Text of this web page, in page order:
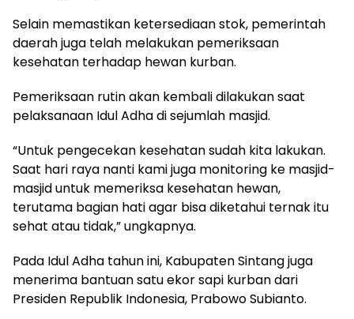
Selain memastikan ketersediaan stok, pemerintah
daerah juga telah melakukan pemeriksaan
kesehatan terhadap hewan kurban.
Pemeriksaan rutin akan kembali dilakukan saat
pelaksanaan Idul Adha di sejumlah masjid.
“Untuk pengecekan kesehatan sudah kita lakukan.
Saat hari raya nanti kami juga monitoring ke masjid-
masjid untuk memeriksa kesehatan hewan,
terutama bagian hati agar bisa diketahui ternak itu
sehat atau tidak,” ungkapnya.
Pada Idul Adha tahun ini, Kabupaten Sintang juga
menerima bantuan satu ekor sapi kurban dari
Presiden Republik Indonesia, Prabowo Subianto.